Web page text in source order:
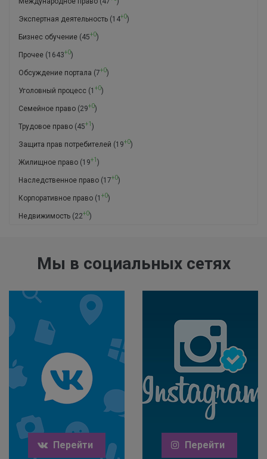
Экспертная деятельность (14+0)
Бизнес обучение (45+0)
Прочее (1643+0)
Обсуждение портала (7+0)
Уголовный процесс (1 +0)
Семейное право (29+0)
Трудовое право (45+1 )
Защита прав потребителей (19+0)
Жилищное право (19+1 )
Наследственное право (17+0)
Корпоративное право (1 +0)
Недвижимость (22+0)
Мы в социальных сетях
Перейти Перейти